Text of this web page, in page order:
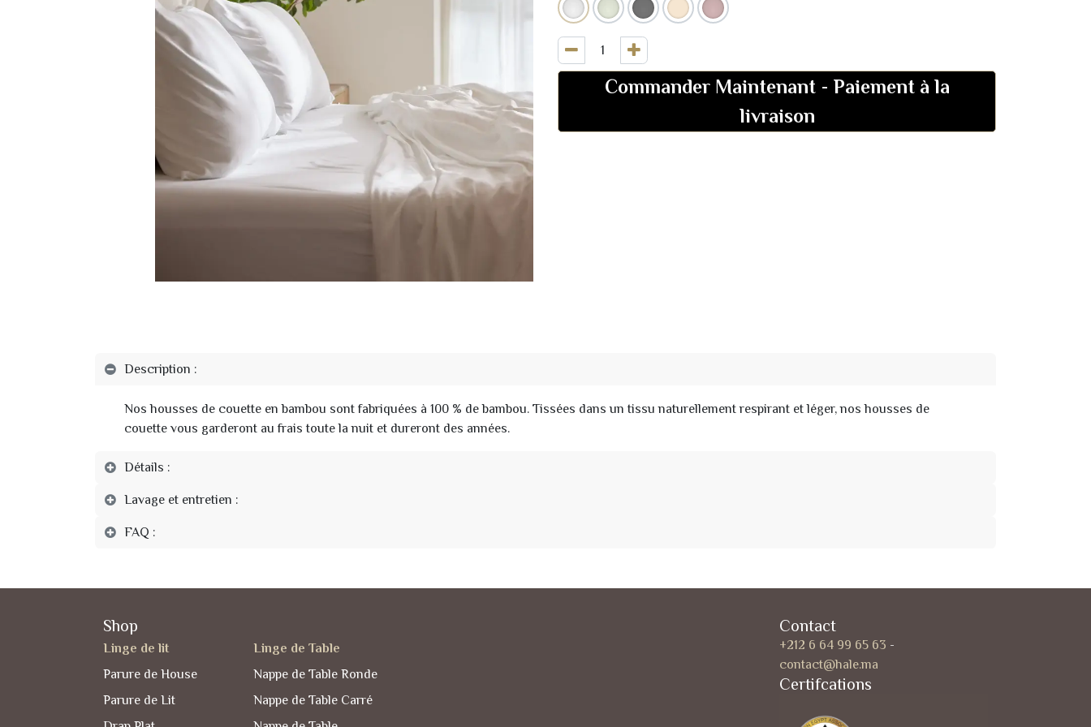
Commander Maintenant- Paiement à la
livraison
Description :
Nos housses de couette en bambou sont fabriquées à 100 % de bambou. Tissées dans un tissu naturellement respirant et léger, nos housses de
couette vous garderont au frais toute la nuit et dureront des années.
Détails :
Lavage et entretien :
FAQ :
Contact
+212 6 64 99 65 63 -
contact@hale.ma
Certifcations
Linge de Table
Nappe de Table Ronde
Nappe de Table Carré
Shop
Linge de lit
Parure de House
Parure de Lit